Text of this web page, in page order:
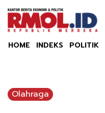
HOME INDEKS POLITIK
Olahraga